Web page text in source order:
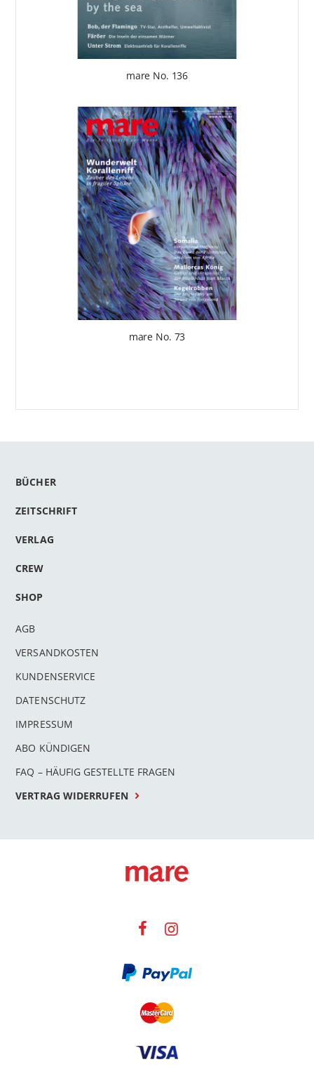
mare No. 136
mare No. 73
BÜCHER
ZEITSCHRIFT
VERLAG
CREW
SHOP
AGB
VERSANDKOSTEN
KUNDENSERVICE
DATENSCHUTZ
IMPRESSUM
ABO KÜNDIGEN
FAQ – HÄUFIG GESTELLTE FRAGEN
VERTRAG WIDERRUFEN